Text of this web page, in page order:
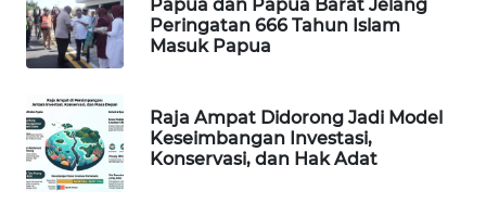
Papua dan Papua Barat Jelang
Peringatan 666 Tahun Islam
Masuk Papua
Raja Ampat Didorong Jadi Model
Keseimbangan Investasi,
Konservasi, dan Hak Adat
LAPAK
WAHANA
Network
KONSUMEN
LISTRIK